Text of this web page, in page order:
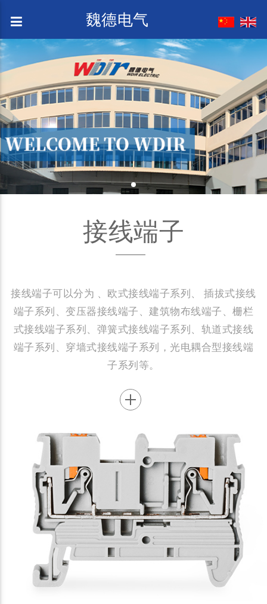
魏德电气
接线端子
接线端子可以分为 、欧式接线端子系列、 插拔式接线
端子系列、变压器接线端子、建筑物布线端子、栅栏
式接线端子系列、弹簧式接线端子系列、轨道式接线
端子系列、穿墙式接线端子系列，光电耦合型接线端
子系列等。